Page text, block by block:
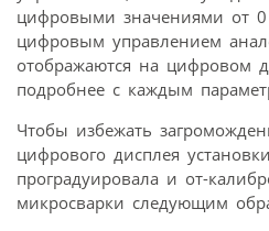
цифровыми значениями от
цифровым управлением
отображаются на цифровом
подробнее с каждым
Чтобы избежать
цифрового дисплея
проградуировала и от-
микросварки следующим